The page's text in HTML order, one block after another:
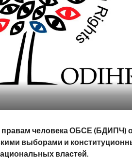
правам человека ОБСЕ (БДИПЧ)
выборами и
властей.